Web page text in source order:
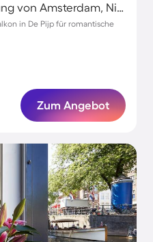
Amsterdam, Verwaltung von Amsterdam, Niederlande
in De Pijp für romantische
Zum Angebot